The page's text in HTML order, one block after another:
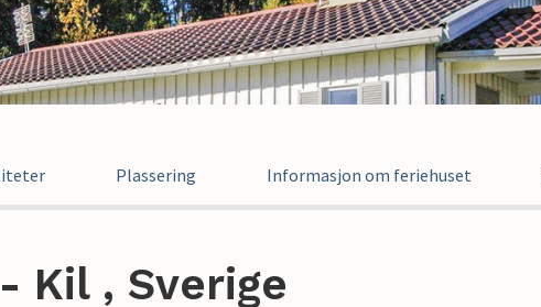
Plassering Informasjon om feriehuset
Kil , Sverige